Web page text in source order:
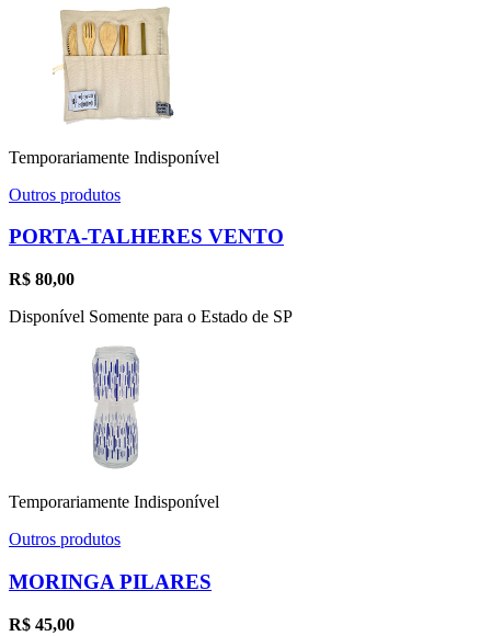
Temporariamente Indisponível
Outros produtos
PORTA-TALHERES VENTO
R$ 80,00
Disponível Somente para o Estado de SP
Temporariamente Indisponível
Outros produtos
MORINGA PILARES
R$ 45,00